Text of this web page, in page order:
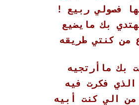
فصولي ربيع !
بك مايضيع
من كنتي طريقه
بك ماأرتجيه
الذي فكرت فيه
من الي كنت أبيه